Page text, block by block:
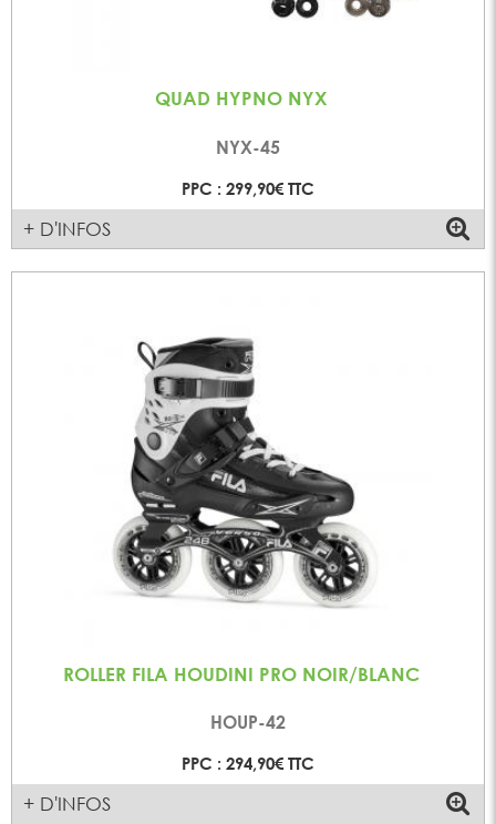
QUAD HYPNO NYX
NYX-45
PPC : 299,90€ TTC
+ D'INFOS
ROLLER FILA HOUDINI PRO NOIR/BLANC
HOUP-42
PPC : 294,90€ TTC
+ D'INFOS